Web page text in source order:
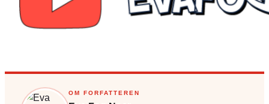
OM FORFATTEREN